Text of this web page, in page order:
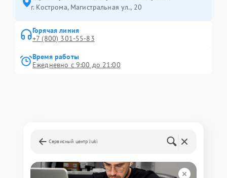
г. Кострома, Магистральная ул., 20
Горячая линия
+7 (800) 301-55-83
Время работы
Ежедневно с 9:00 до 21:00
Сервисный центр Juki